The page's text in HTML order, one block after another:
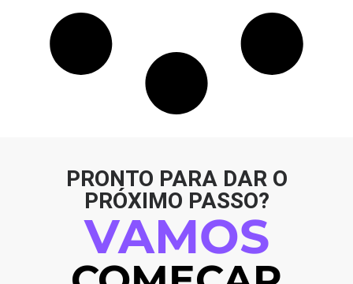
PRONTO PARA DAR O
PRÓXIMO PASSO?
VAMOS